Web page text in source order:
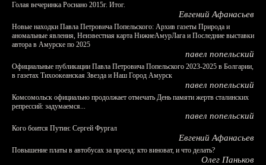
Голая вечеринка Роснано 2015г. Итог.
Евгений Афанасьев
Новые находки Павла Петровича Попельского: Архив газеты Природа и
аномальные явления, Неизвестная карта НижнеАмурЛага и Последние выставки
автора в Амурске по 2025
павел попельский
Официальные публикации Павла Петровича Попельского 2023-2025 в Болгарии,
в газетах Тихоокеанская Звезда и Наш Город Амурск
павел попельский
Комсомольск официально продолжает отмечать День памяти жертв сталинских
репрессий: задумаемся...
павел попельский
Кого боится Путин: Сергей Фургал
Евгений Афанасьев
Повышение платы в автобусах за проезд: кто виноват, и что делать?
Олег Паньков